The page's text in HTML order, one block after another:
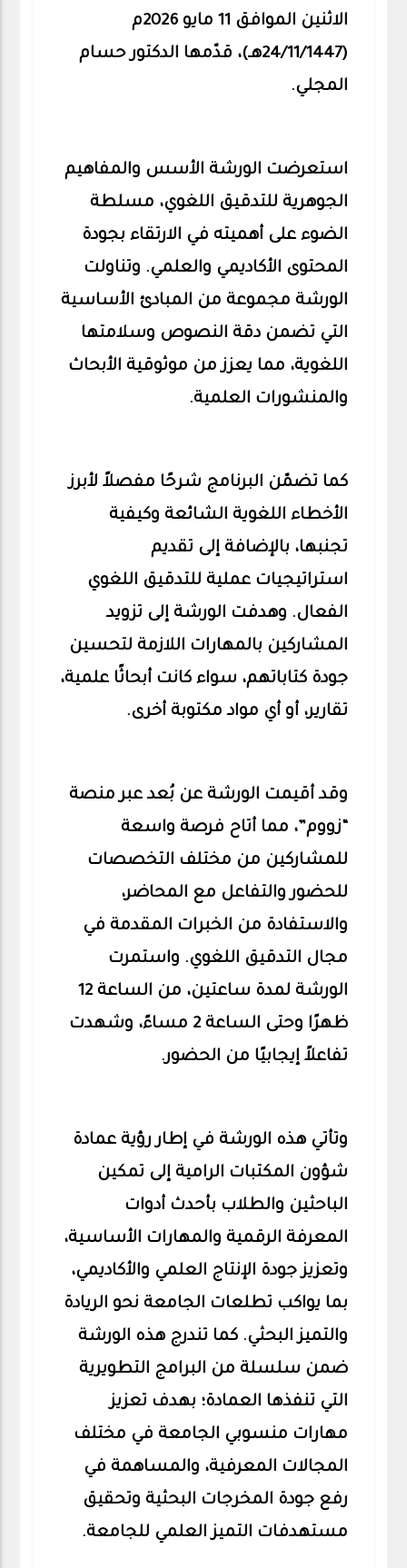
الاثنين الموافق 11 مايو 2026م
(24/11/1447هـ)، قدّمها الدكتور حسام
المجلي.
استعرضت الورشة الأسس والمفاهيم
الجوهرية للتدقيق اللغوي، مسلطة
الضوء على أهميته في الارتقاء بجودة
المحتوى الأكاديمي والعلمي. وتناولت
الورشة مجموعة من المبادئ الأساسية
التي تضمن دقة النصوص وسلامتها
اللغوية، مما يعزز من موثوقية الأبحاث
والمنشورات العلمية.
كما تضمّن البرنامج شرحًا مفصلاً لأبرز
الأخطاء اللغوية الشائعة وكيفية
تجنبها، بالإضافة إلى تقديم
استراتيجيات عملية للتدقيق اللغوي
الفعال. وهدفت الورشة إلى تزويد
المشاركين بالمهارات اللازمة لتحسين
جودة كتاباتهم، سواء كانت أبحاثًا علمية،
تقارير، أو أي مواد مكتوبة أخرى.
وقد أقيمت الورشة عن بُعد عبر منصة
“زووم”، مما أتاح فرصة واسعة
للمشاركين من مختلف التخصصات
للحضور والتفاعل مع المحاضر،
والاستفادة من الخبرات المقدمة في
مجال التدقيق اللغوي. واستمرت
الورشة لمدة ساعتين، من الساعة 12
ظهرًا وحتى الساعة 2 مساءً، وشهدت
تفاعلاً إيجابيًا من الحضور.
وتأتي هذه الورشة في إطار رؤية عمادة
شؤون المكتبات الرامية إلى تمكين
الباحثين والطلاب بأحدث أدوات
المعرفة الرقمية والمهارات الأساسية،
وتعزيز جودة الإنتاج العلمي والأكاديمي،
بما يواكب تطلعات الجامعة نحو الريادة
والتميز البحثي. كما تندرج هذه الورشة
ضمن سلسلة من البرامج التطويرية
التي تنفذها العمادة؛ بهدف تعزيز
مهارات منسوبي الجامعة في مختلف
المجالات المعرفية، والمساهمة في
رفع جودة المخرجات البحثية وتحقيق
مستهدفات التميز العلمي للجامعة.